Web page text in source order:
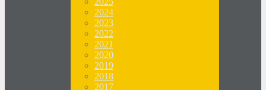
2024
2023
2022
2021
2020
2019
2018
2017